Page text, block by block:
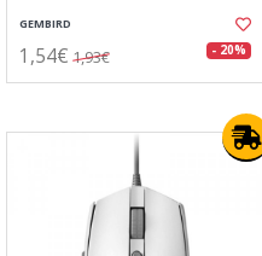
GEMBIRD
1,54€ 1,93€ - 20%